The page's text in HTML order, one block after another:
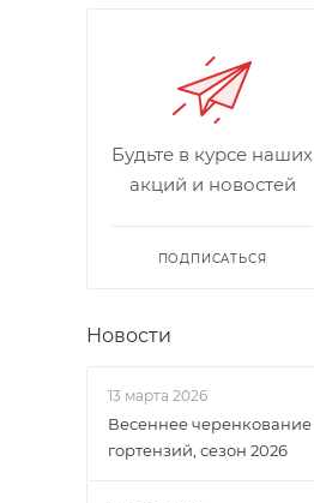
Будьте в курсе наших
акций и новостей
ПОДПИСАТЬСЯ
Новости
13 марта 2026
Весеннее черенкование
гортензий, сезон 2026